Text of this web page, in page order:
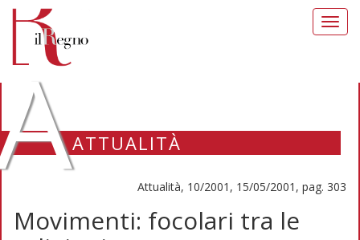
ATTUALITÀ
Attualità, 10/2001, 15/05/2001, pag. 303
Movimenti: focolari tra le